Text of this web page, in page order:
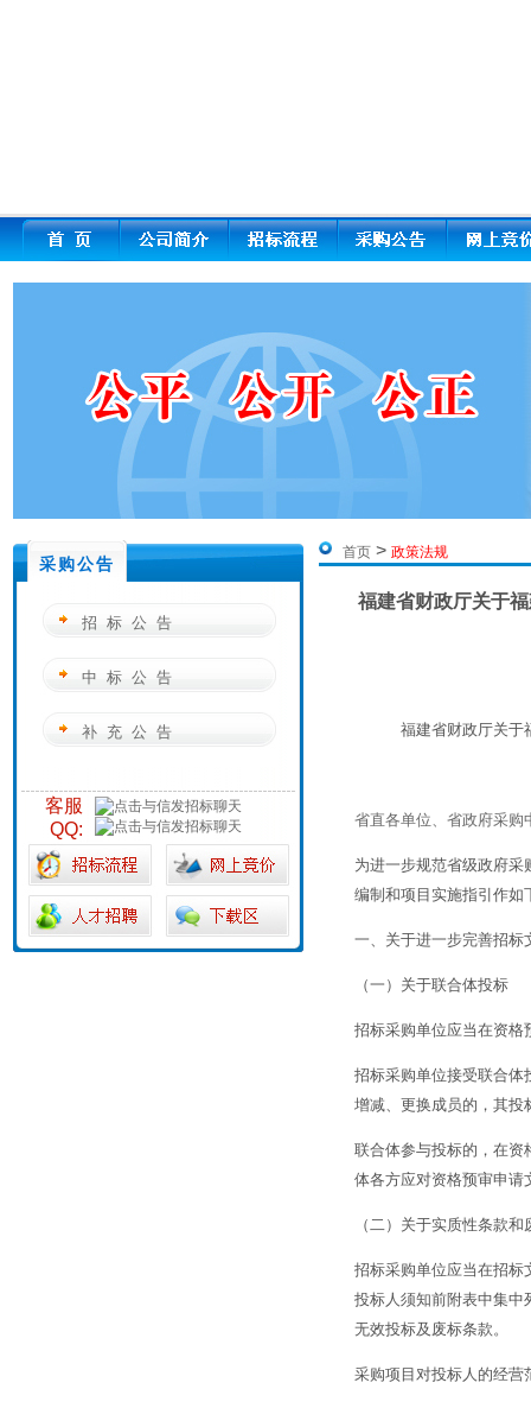
采购公告
招标公告
中标公告
补充公告
客服
QQ:
首页 > 政策法规
福建省财政厅关于
福建省财政厅关于
省直各单位、省政府采购
为进一步规范省级政府
编制和项目实施指引作如
一、关于进一步完善招标
（一）关于联合体投标
招标采购单位应当在资格
招标采购单位接受联合体
增减、更换成员的，其投
联合体参与投标的，在资
体各方应对资格预审申请
（二）关于实质性条款和
招标采购单位应当在招标
投标人须知前附表中集中
无效投标及废标条款。
采购项目对投标人的经营